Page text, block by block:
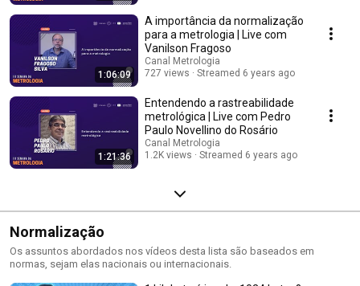
1:06:09
A importância da normalização
para a metrologia | Live com
Vanilson Fragoso
Canal Metrologia
727 views
Streamed 6 years ago
1:21:36
Entendendo a rastreabilidade
metrológica | Live com Pedro
Paulo Novellino do Rosário
Canal Metrologia
1.2K views
Streamed 6 years ago
Normalização
Os assuntos abordados nos vídeos desta lista são baseados em
normas, sejam elas nacionais ou internacionais.